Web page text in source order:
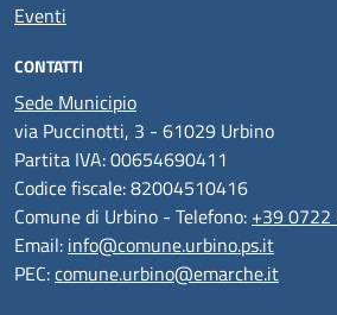
Eventi
CONTATTI
Sede Municipio
via Puccinotti, 3 - 61029 Urbino
Partita IVA: 00654690411
Codice fiscale: 82004510416
Comune di Urbino - Telefono: +39 0722
Email: info@comune.urbino.ps.it
PEC:comune.urbino@emarche.it